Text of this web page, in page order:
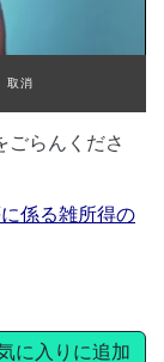
取消
ごらんくださ
係る雑所得の
に入りに追加